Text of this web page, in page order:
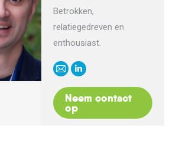
Betrokken,
relatiegedreven en
enthousiast.
E-
mail
Linkedin
Neem contact
op